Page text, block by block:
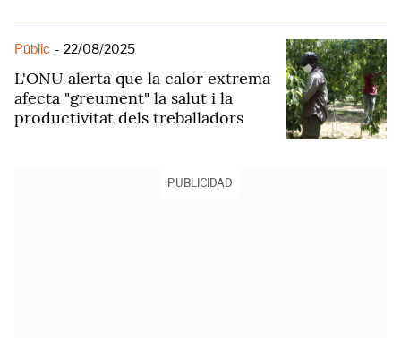
Públic - 22/08/2025
L'ONU alerta que la calor extrema
afecta "greument" la salut i la
productivitat dels treballadors
PUBLICIDAD